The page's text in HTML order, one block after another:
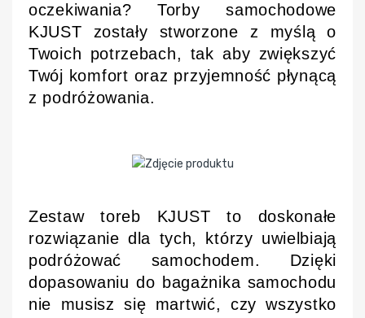
oczekiwania? Torby samochodowe
KJUST zostały stworzone z myślą o
Twoich potrzebach, tak aby zwiększyć
Twój komfort oraz przyjemność płynącą
z podróżowania.
Zestaw toreb KJUST to doskonałe
rozwiązanie dla tych, którzy uwielbiają
podróżować samochodem. Dzięki
dopasowaniu do bagażnika samochodu
nie musisz się martwić, czy wszystko